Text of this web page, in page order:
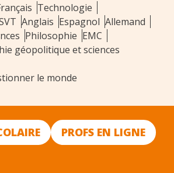
Technologie
Anglais Espagnol Allemand
Philosophie EMC
géopolitique et sciences
le monde
PROFS EN LIGNE